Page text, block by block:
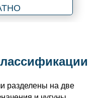
разделены на две